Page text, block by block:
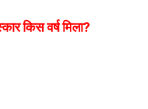
किस वर्ष मिला?